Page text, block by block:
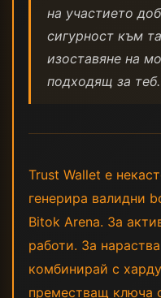
на участието
сигурност към
изоставяне на
подходящ за теб.
Trust Wallet е
генерира валидни
Bitok Arena. За
работи. За
комбинирай с
преместващ ключа